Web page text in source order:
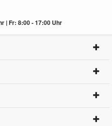
| Fr: 8:00 - 17:00 Uhr